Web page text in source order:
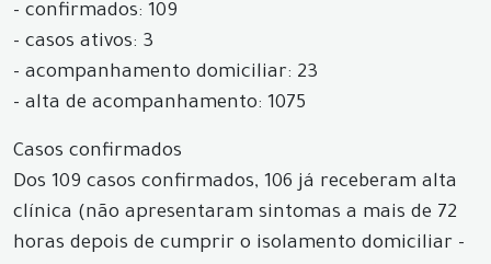
- confirmados: 109
- casos ativos: 3
- acompanhamento domiciliar: 23
- alta de acompanhamento: 1075
Casos confirmados
Dos 109 casos confirmados, 106 já receberam alta
clínica (não apresentaram sintomas a mais de 72
horas depois de cumprir o isolamento domiciliar -